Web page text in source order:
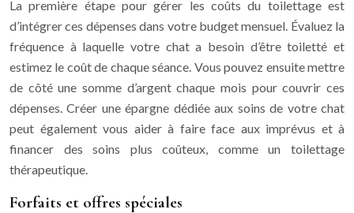
La première étape pour gérer les coûts du toilettage est
d’intégrer ces dépenses dans votre budget mensuel. Évaluez la
fréquence à laquelle votre chat a besoin d’être toiletté et
estimez le coût de chaque séance. Vous pouvez ensuite mettre
de côté une somme d’argent chaque mois pour couvrir ces
dépenses. Créer une épargne dédiée aux soins de votre chat
peut également vous aider à faire face aux imprévus et à
financer des soins plus coûteux, comme un toilettage
thérapeutique.
Forfaits et offres spéciales